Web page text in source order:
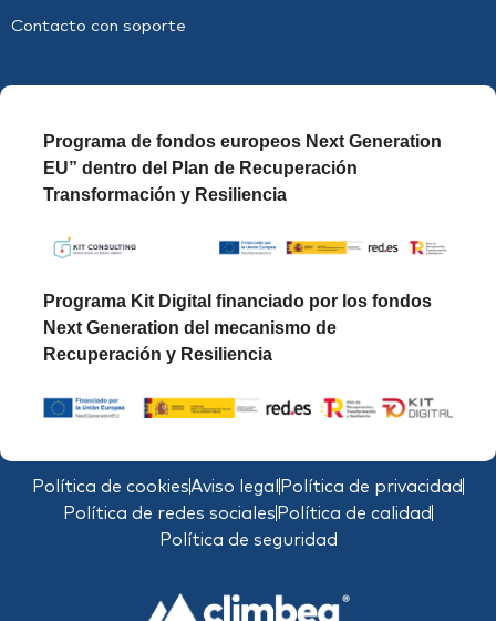
Contacto con soporte
Programa de fondos europeos Next Generation
EU” dentro del Plan de Recuperación
Transformación y Resiliencia
Programa Kit Digital financiado por los fondos
Next Generation del mecanismo de
Recuperación y Resiliencia
Política de cookiesAviso legal Política de privacidad
Política de redes sociales Política de calidad
Política de seguridad